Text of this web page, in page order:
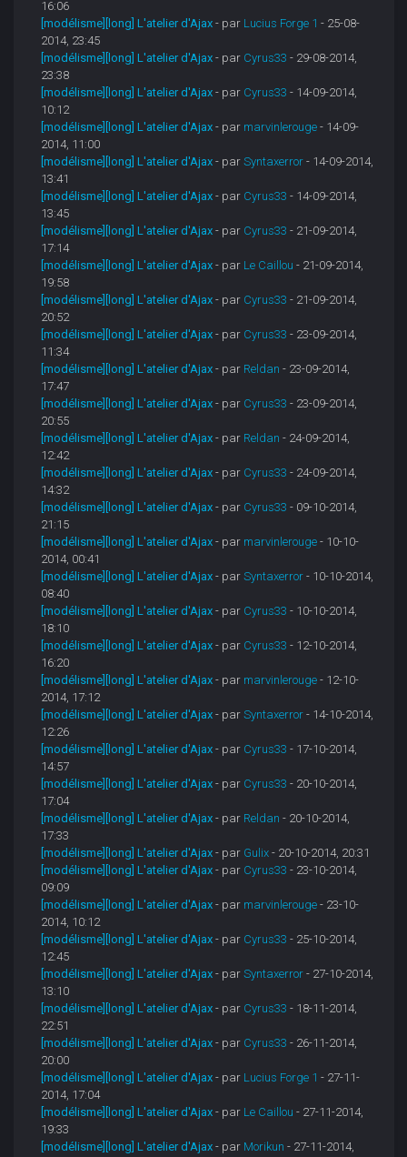
16:06
[modélisme][long] L'atelier d'Ajax - par Lucius Forge 1 - 25-08-
2014, 23:45
[modélisme][long] L'atelier d'Ajax - par Cyrus33 - 29-08-2014,
23:38
[modélisme][long] L'atelier d'Ajax - par Cyrus33 - 14-09-2014,
10:12
[modélisme][long] L'atelier d'Ajax - par marvinlerouge - 14-09-
2014, 11:00
[modélisme][long] L'atelier d'Ajax - parSyntaxerror - 14-09-2014,
13:41
[modélisme][long] L'atelier d'Ajax - par Cyrus33 - 14-09-2014,
13:45
[modélisme][long] L'atelier d'Ajax - par Cyrus33 - 21-09-2014,
17:14
[modélisme][long] L'atelier d'Ajax - par Le Caillou - 21-09-2014,
19:58
[modélisme][long] L'atelier d'Ajax - par Cyrus33 - 21-09-2014,
20:52
[modélisme][long] L'atelier d'Ajax - par Cyrus33 - 23-09-2014,
11:34
[modélisme][long] L'atelier d'Ajax - par Reldan - 23-09-2014,
17:47
[modélisme][long] L'atelier d'Ajax - par Cyrus33 - 23-09-2014,
20:55
[modélisme][long] L'atelier d'Ajax - par Reldan - 24-09-2014,
12:42
[modélisme][long] L'atelier d'Ajax - par Cyrus33 - 24-09-2014,
14:32
[modélisme][long] L'atelier d'Ajax - par Cyrus33 - 09-10-2014,
21:15
[modélisme][long] L'atelier d'Ajax - par marvinlerouge - 10-10-
2014, 00:41
[modélisme][long] L'atelier d'Ajax - parSyntaxerror - 10-10-2014,
08:40
[modélisme][long] L'atelier d'Ajax - par Cyrus33 - 10-10-2014,
18:10
[modélisme][long] L'atelier d'Ajax - par Cyrus33 - 12-10-2014,
16:20
[modélisme][long] L'atelier d'Ajax - par marvinlerouge - 12-10-
2014, 17:12
[modélisme][long] L'atelier d'Ajax - parSyntaxerror - 14-10-2014,
12:26
[modélisme][long] L'atelier d'Ajax - par Cyrus33 - 17-10-2014,
14:57
[modélisme][long] L'atelier d'Ajax - par Cyrus33 - 20-10-2014,
17:04
[modélisme][long] L'atelier d'Ajax - par Reldan - 20-10-2014,
17:33
[modélisme][long] L'atelier d'Ajax - par Gulix - 20-10-2014, 20:31
[modélisme][long] L'atelier d'Ajax - par Cyrus33 - 23-10-2014,
09:09
[modélisme][long] L'atelier d'Ajax - par marvinlerouge - 23-10-
2014, 10:12
[modélisme][long] L'atelier d'Ajax - par Cyrus33 - 25-10-2014,
12:45
[modélisme][long] L'atelier d'Ajax - parSyntaxerror - 27-10-2014,
13:10
[modélisme][long] L'atelier d'Ajax - par Cyrus33 - 18-11-2014,
22:51
[modélisme][long] L'atelier d'Ajax - par Cyrus33 - 26-11-2014,
20:00
[modélisme][long] L'atelier d'Ajax - par Lucius Forge 1 - 27-11-
2014, 17:04
[modélisme][long] L'atelier d'Ajax - par Le Caillou - 27-11-2014,
19:33
[modélisme][long] L'atelier d'Ajax - par Morikun - 27-11-2014,